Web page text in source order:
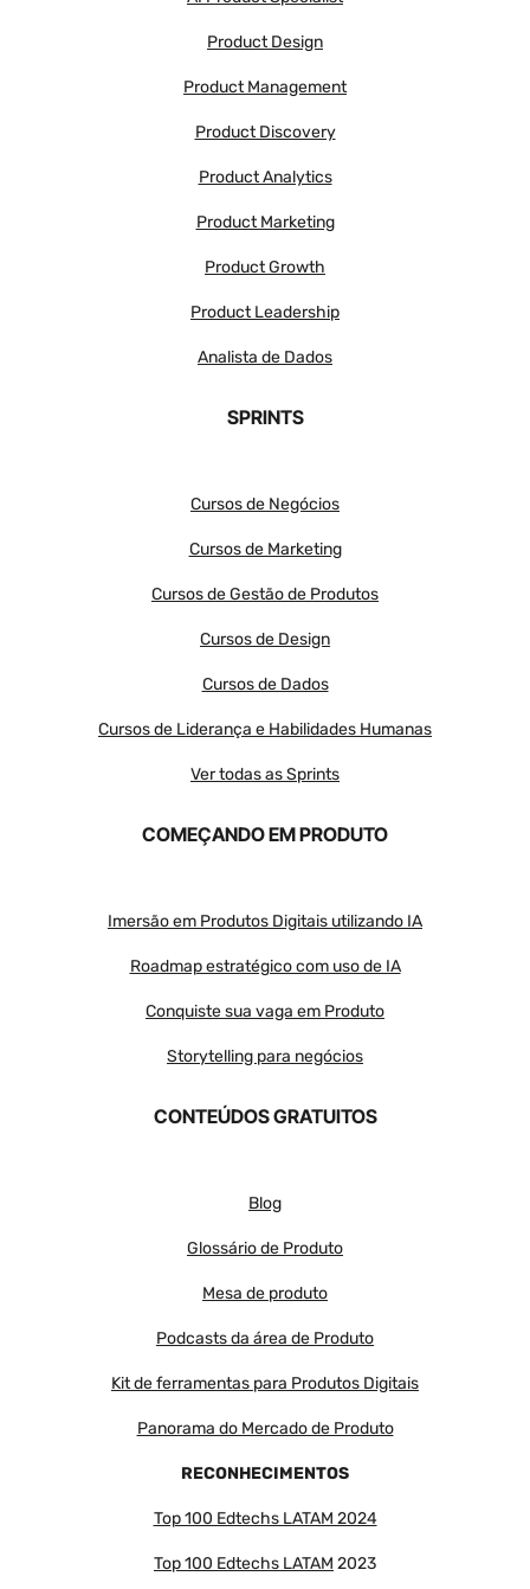
Product Design
Product Management
Product Discovery
Product Analytics
Product Marketing
Product Growth
Product Leadership
Analista de Dados
SPRINTS
Cursos de Negócios
Cursos de Marketing
Cursos de Gestão de Produtos
Cursos de Design
Cursos de Dados
Cursos de Liderança e Habilidades Humanas
Ver todas as Sprints
COMEÇANDO EM PRODUTO
Imersão em Produtos Digitais utilizando IA
Roadmap estratégico com uso de IA
Conquiste sua vaga em Produto
Storytelling para negócios
CONTEÚDOS GRATUITOS
Blog
Glossário de Produto
Mesa de produto
Podcasts da área de Produto
Kit de ferramentas para Produtos Digitais
Panorama do Mercado de Produto
RECONHECIMENTOS
Top 100 Edtechs LATAM 2024
Top 100 Edtechs LATAM 2023